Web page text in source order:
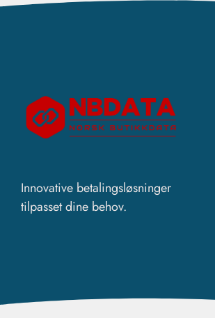
Innovative betalingsløsninger
tilpasset dine behov.